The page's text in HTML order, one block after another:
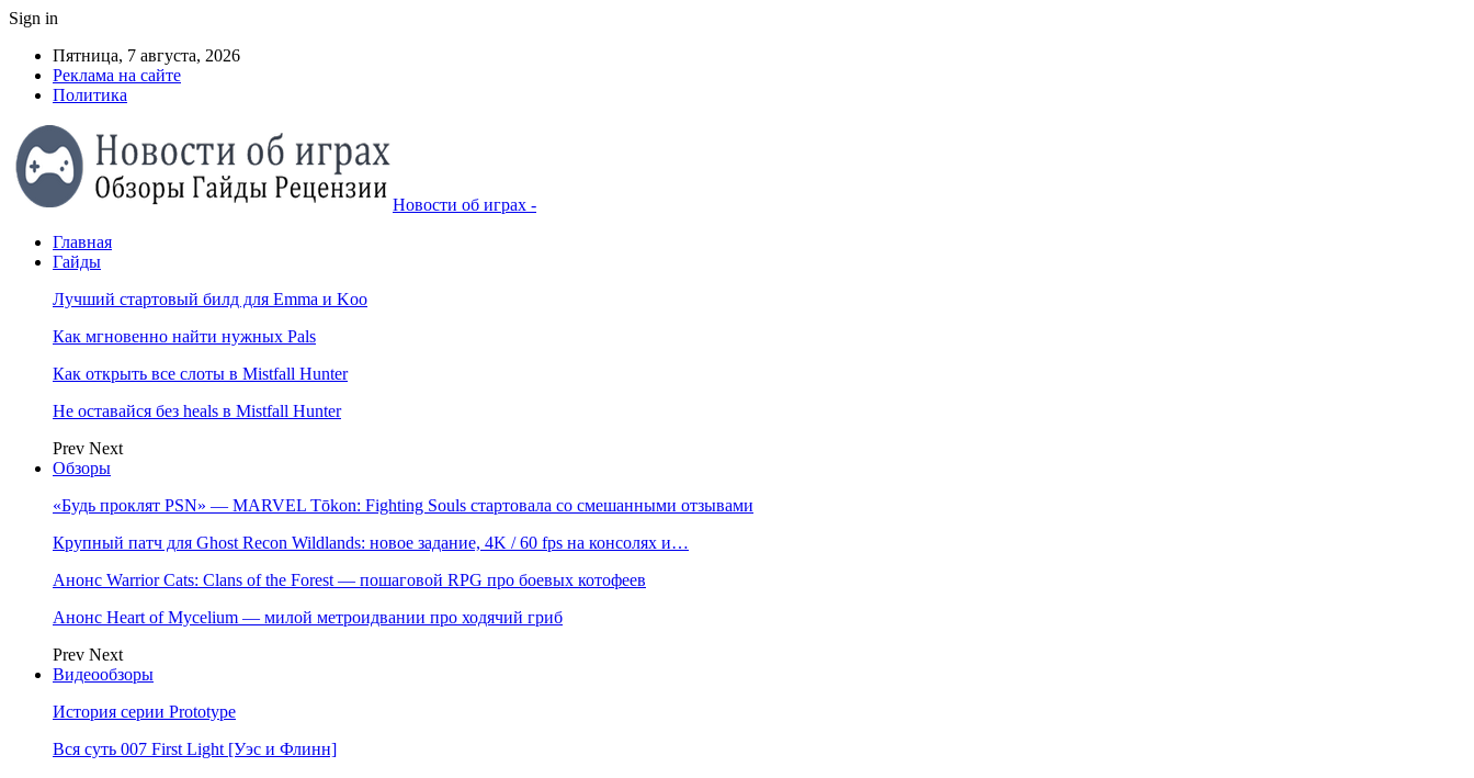
Sign in
Пятница, 7 августа, 2026
Реклама на сайте
Политика
Новости об играх -
Главная
Гайды
Лучший стартовый билд для Emma и Koo
Как мгновенно найти нужных Pals
Как открыть все слоты в Mistfall Hunter
Не оставайся без heals в Mistfall Hunter
Prev Next
Обзоры
«Будь проклят PSN» — MARVEL Tōkon: Fighting Souls стартовала со смешанными отзывами
Крупный патч для Ghost Recon Wildlands: новое задание, 4K / 60 fps на консолях и…
Анонс Warrior Cats: Clans of the Forest — пошаговой RPG про боевых котофеев
Анонс Heart of Mycelium — милой метроидвании про ходячий гриб
Prev Next
Видеообзоры
История серии Prototype
Вся суть 007 First Light [Уэс и Флинн]